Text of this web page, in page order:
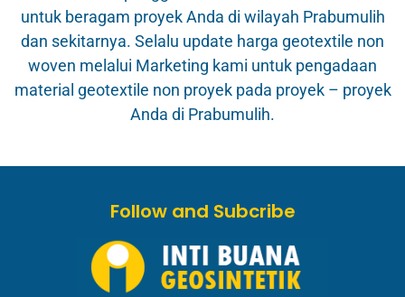
untuk beragam proyek Anda di wilayah Prabumulih
dan sekitarnya. Selalu update harga geotextile non
woven melalui Marketing kami untuk pengadaan
material geotextile non proyek pada proyek – proyek
Anda di Prabumulih.
Follow and Subcribe